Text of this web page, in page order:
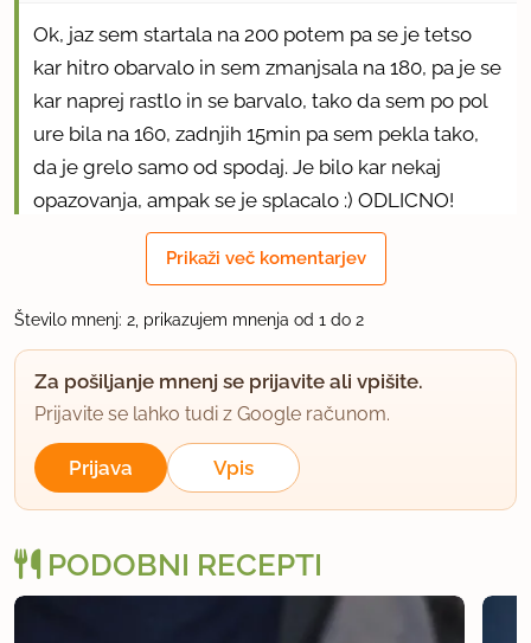
Ok, jaz sem startala na 200 potem pa se je tetso
kar hitro obarvalo in sem zmanjsala na 180, pa je se
kar naprej rastlo in se barvalo, tako da sem po pol
ure bila na 160, zadnjih 15min pa sem pekla tako,
da je grelo samo od spodaj. Je bilo kar nekaj
opazovanja, ampak se je splacalo :) ODLICNO!
Prikaži več komentarjev
Število mnenj: 2, prikazujem mnenja od 1 do 2
Za pošiljanje mnenj se prijavite ali vpišite.
Prijavite se lahko tudi z Google računom.
Prijava Vpis
PODOBNI RECEPTI